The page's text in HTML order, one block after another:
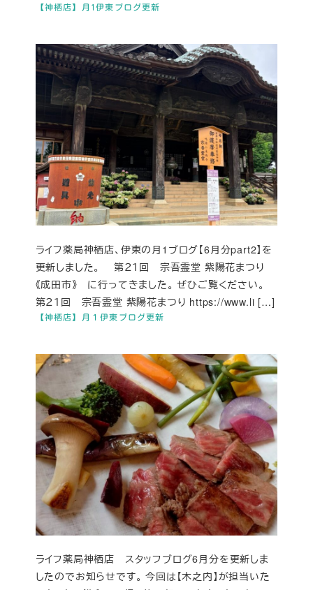
【神栖店】月1伊東ブログ更新
【神栖店】月１伊東ブログ更新
ライフ薬局神栖店、伊東の月1ブログ【6月分part2】を
更新しました。 第２１回 宗吾霊堂 紫陽花まつり
《成田市》 に行ってきました。 ぜひご覧ください。
第２１回 宗吾霊堂 紫陽花まつり https://www.li […]
ライフ薬局神栖店 スタッフブログ6月分を更新しま
したのでお知らせです。 今回は【木之内】が担当いた